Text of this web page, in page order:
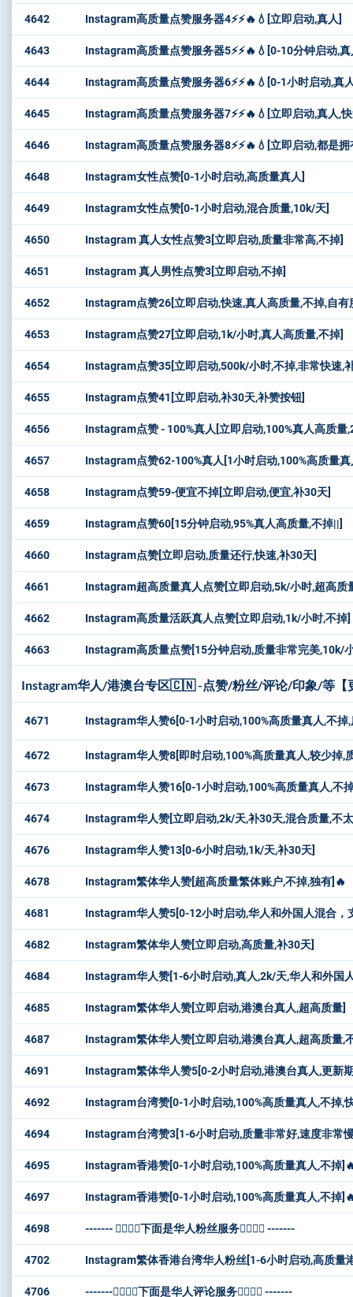
4642 Instagram高质量点赞服务器4⚡️⚡️🔥💧[立即启动,真人]
4643 Instagram高质量点赞服务器5⚡️⚡️🔥💧[0-10分钟启动,
4644 Instagram高质量点赞服务器6⚡️⚡️🔥💧[0-1小时启动,真
4645 Instagram高质量点赞服务器7⚡️⚡️🔥💧[立即启动,真人,
4646 Instagram高质量点赞服务器8⚡️⚡️🔥💧[立即启动,都是
4648 Instagram女性点赞[0-1小时启动,高质量真人]
4649 Instagram女性点赞[0-1小时启动,混合质量,10k/天]
4650 Instagram 真人女性点赞3[立即启动,质量非常高,不掉]
4651 Instagram 真人男性点赞3[立即启动,不掉]
4652 Instagram点赞26[立即启动,快速,真人高质量,不掉,自
4653 Instagram点赞27[立即启动,1k/小时,真人高质量,不掉]
4654 Instagram点赞35[立即启动,500k/小时,不掉,非常快速,
4655 Instagram点赞41[立即启动,补30天,补赞按钮]
4656 Instagram点赞 - 100%真人[立即启动,100%真人高质量
4657 Instagram点赞62-100%真人[1小时启动,100%高质量
4658 Instagram点赞59-便宜不掉[立即启动,便宜,补30天]
4659 Instagram点赞60[15分钟启动,95%真人高质量,不掉||]
4660 Instagram点赞[立即启动,质量还行,快速,补30天]
4661 Instagram超高质量真人点赞[立即启动,5k/小时,超高质
4662 Instagram高质量活跃真人点赞[立即启动,1k/小时,不掉]
4663 Instagram高质量点赞[15分钟启动,质量非常完美,10k/
Instagram华人/港澳台专区🇨🇳 -点赞/粉丝/评论/印象/等【
4671 Instagram华人赞6[0-1小时启动,100%高质量真人,不掉
4672 Instagram华人赞8[即时启动,100%高质量真人,较少掉,
4673 Instagram华人赞16[0-1小时启动,100%高质量真人,不
4674 Instagram华人赞[立即启动,2k/天,补30天,混合质量,不
4676 Instagram华人赞13[0-6小时启动,1k/天,补30天]
4678 Instagram繁体华人赞[超高质量繁体账户,不掉,独有]🔥
4681 Instagram华人赞5[0-12小时启动,华人和外国人混合，
4682 Instagram繁体华人赞[立即启动,高质量,补30天]
4684 Instagram华人赞[1-6小时启动,真人,2k/天,华人和外国
4685 Instagram繁体华人赞[立即启动,港澳台真人,超高质量]
4687 Instagram繁体华人赞[立即启动,港澳台真人,超高质量,
4691 Instagram繁体华人赞5[0-2小时启动,港澳台真人,更新
4692 Instagram台湾赞[0-1小时启动,100%高质量真人,不掉,
4694 Instagram台湾赞3[1-6小时启动,质量非常好,速度非常
4695 Instagram香港赞[0-1小时启动,100%高质量真人,不掉
4697 Instagram香港赞[0-1小时启动,100%高质量真人,不掉
4698 ------- 👇🏻👇🏻下面是华人粉丝服务👇🏻👇🏻 -------
4702 Instagram繁体香港台湾华人粉丝[1-6小时启动,高质量
4706 -------👇🏻👇🏻下面是华人评论服务👇🏻👇🏻 -------